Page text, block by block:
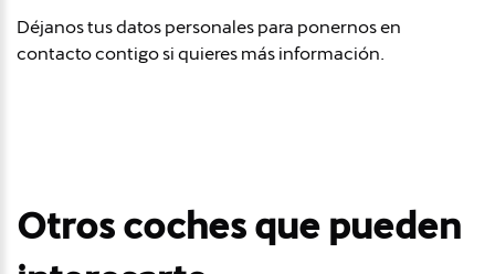
Déjanos tus datos personales para ponernos en
contacto contigo si quieres más información.
Otros coches que pueden